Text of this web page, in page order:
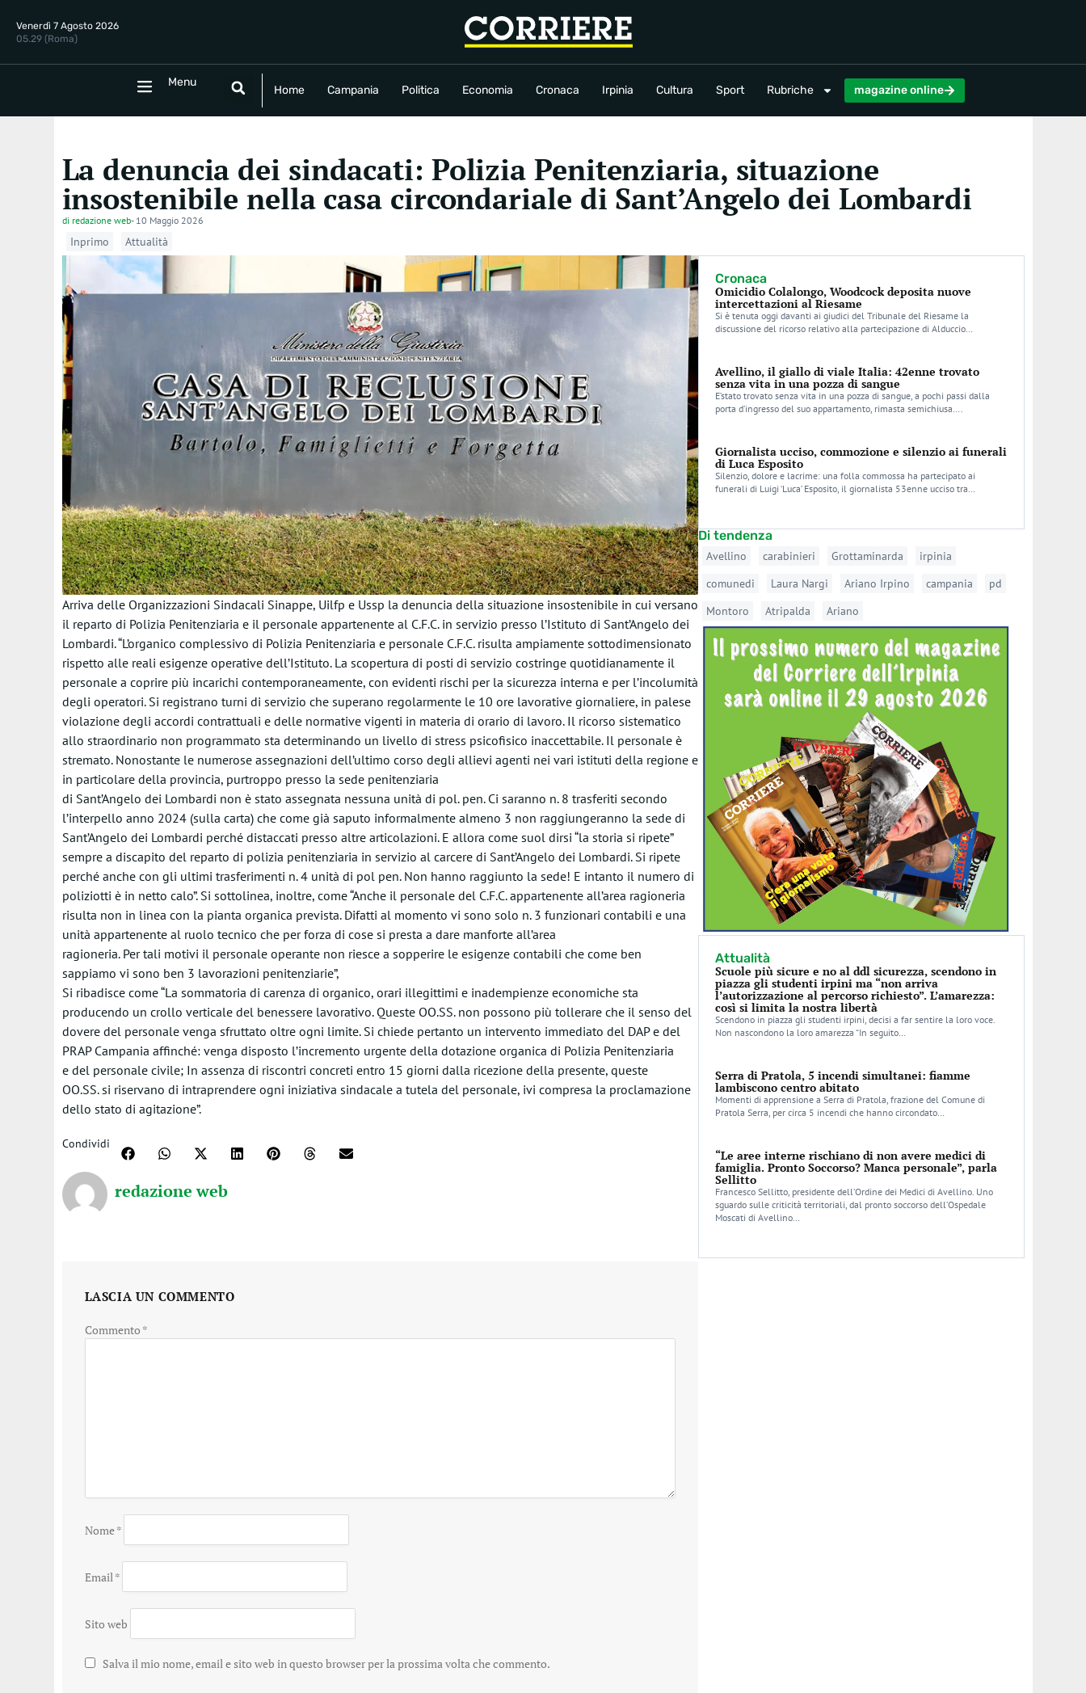
Venerdì 7 Agosto 2026
05.29 (Roma)
Menu
Home Campania Politica Economia Cronaca Irpinia Cultura Sport Rubriche magazine online
Home Campania Politica Economia Cronaca Irpinia Sport Rubriche
La denuncia dei sindacati: Polizia Penitenziaria, situazione
insostenibile nella casa circondariale di Sant’Angelo dei Lombardi
di redazione web- 10 Maggio 2026
Inprimo Attualità
Arriva delle Organizzazioni Sindacali Sinappe, Uilfp e Ussp la denuncia della situazione insostenibile in cui versano
il reparto di Polizia Penitenziaria e il personale appartenente al C.F.C. in servizio presso l’Istituto di Sant’Angelo dei
Lombardi. “L’organico complessivo di Polizia Penitenziaria e personale C.F.C. risulta ampiamente sottodimensionato
rispetto alle reali esigenze operative dell’Istituto. La scopertura di posti di servizio costringe quotidianamente il
personale a coprire più incarichi contemporaneamente, con evidenti rischi per la sicurezza interna e per l’incolumità
degli operatori. Si registrano turni di servizio che superano regolarmente le 10 ore lavorative giornaliere, in palese
violazione degli accordi contrattuali e delle normative vigenti in materia di orario di lavoro. Il ricorso sistematico
allo straordinario non programmato sta determinando un livello di stress psicofisico inaccettabile. Il personale è
stremato. Nonostante le numerose assegnazioni dell’ultimo corso degli allievi agenti nei vari istituti della regione e
in particolare della provincia, purtroppo presso la sede penitenziaria
di Sant’Angelo dei Lombardi non è stato assegnata nessuna unità di pol. pen. Ci saranno n. 8 trasferiti secondo
l’interpello anno 2024 (sulla carta) che come già saputo informalmente almeno 3 non raggiungeranno la sede di
Sant’Angelo dei Lombardi perché distaccati presso altre articolazioni. E allora come suol dirsi “la storia si ripete”
sempre a discapito del reparto di polizia penitenziaria in servizio al carcere di Sant’Angelo dei Lombardi. Si ripete
perché anche con gli ultimi trasferimenti n. 4 unità di pol pen. Non hanno raggiunto la sede! E intanto il numero di
poliziotti è in netto calo”. Si sottolinea, inoltre, come “Anche il personale del C.F.C. appartenente all’area ragioneria
risulta non in linea con la pianta organica prevista. Difatti al momento vi sono solo n. 3 funzionari contabili e una
unità appartenente al ruolo tecnico che per forza di cose si presta a dare manforte all’area
ragioneria. Per tali motivi il personale operante non riesce a sopperire le esigenze contabili che come ben
sappiamo vi sono ben 3 lavorazioni penitenziarie”,
Si ribadisce come “La sommatoria di carenza di organico, orari illegittimi e inadempienze economiche sta
producendo un crollo verticale del benessere lavorativo. Queste OO.SS. non possono più tollerare che il senso del
dovere del personale venga sfruttato oltre ogni limite. Si chiede pertanto un intervento immediato del DAP e del
PRAP Campania affinché: venga disposto l’incremento urgente della dotazione organica di Polizia Penitenziaria
e del personale civile; In assenza di riscontri concreti entro 15 giorni dalla ricezione della presente, queste
OO.SS. si riservano di intraprendere ogni iniziativa sindacale a tutela del personale, ivi compresa la proclamazione
dello stato di agitazione”.
Condividi
redazione web
LASCIA UN COMMENTO
Commento *
Nome*
Email *
Sito web
Salva il mio nome, email e sito web in questo browser per la prossima volta che commento.
Cronaca
Omicidio Colalongo, Woodcock deposita nuove
intercettazioni al Riesame
Si è tenuta oggi davanti ai giudici del Tribunale del Riesame la
discussione del ricorso relativo alla partecipazione di Alduccio…
Avellino, il giallo di viale Italia: 42enne trovato
senza vita in una pozza di sangue
E’stato trovato senza vita in una pozza di sangue, a pochi passi dalla
porta d’ingresso del suo appartamento, rimasta semichiusa….
Giornalista ucciso, commozione e silenzio ai funerali
di Luca Esposito
Silenzio, dolore e lacrime: una folla commossa ha partecipato ai
funerali di Luigi ‘Luca’ Esposito, il giornalista 53enne ucciso tra…
Di tendenza
Avellino carabinieri Grottaminarda
irpinia
comunedi
Laura Nargi Ariano Irpino campania
pd
Montoro
Atripalda Ariano
Attualità
Scuole più sicure e no al ddl sicurezza, scendono in
piazza gli studenti irpini ma “non arriva
l’autorizzazione al percorso richiesto”. L’amarezza:
così si limita la nostra libertà
Scendono in piazza gli studenti irpini, decisi a far sentire la loro voce.
Non nascondono la loro amarezza “In seguito…
Serra di Pratola, 5 incendi simultanei: fiamme
lambiscono centro abitato
Momenti di apprensione a Serra di Pratola, frazione del Comune di
Pratola Serra, per circa 5 incendi che hanno circondato…
“Le aree interne rischiano di non avere medici di
famiglia. Pronto Soccorso? Manca personale”, parla
Sellitto
Francesco Sellitto, presidente dell’Ordine dei Medici di Avellino. Uno
sguardo sulle criticità territoriali, dal pronto soccorso dell’Ospedale
Moscati di Avellino…